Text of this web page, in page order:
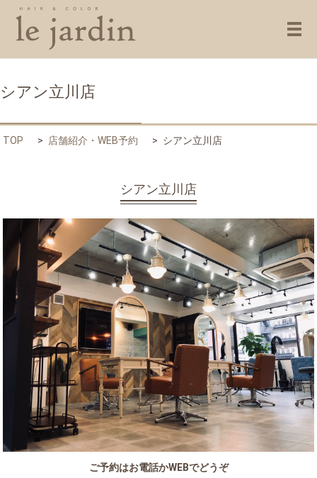
メ
シアン立川店
TOP 店舗紹介・WEB予約 シアン立川店
シアン立川店
ご予約はお電話かWEBでどうぞ